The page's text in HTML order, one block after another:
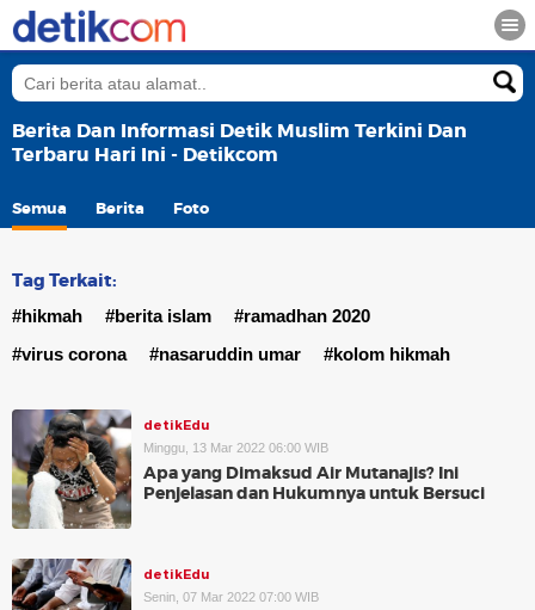
Berita Dan Informasi Detik Muslim Terkini Dan
Terbaru Hari Ini - Detikcom
Semua Berita Foto
Tag Terkait:
#hikmah #berita islam
#ramadhan 2020
#virus corona
#nasaruddin umar #kolom hikmah
detikEdu
Minggu, 13 Mar 2022 06:00 WIB
Apa yang Dimaksud Air Mutanajis? Ini
Penjelasan dan Hukumnya untuk Bersuci
detikEdu
Senin, 07 Mar 2022 07:00 WIB